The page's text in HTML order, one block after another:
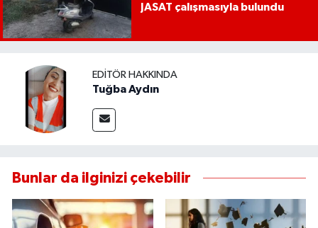
JASAT çalışmasıyla bulundu
EDITÖR HAKKINDA
Tuğba Aydın
Bunlar da ilginizi çekebilir